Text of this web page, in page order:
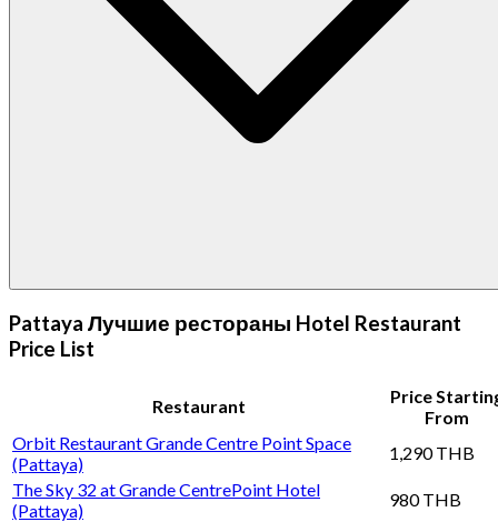
Pattaya Лучшие рестораны Hotel Restaurant
Price List
Restaurant
Price
From
Orbit Restaurant Grande Centre Point Space
(Pattaya)
1,290 THB
The Sky 32 at Grande CentrePoint Hotel
(Pattaya)
980 THB